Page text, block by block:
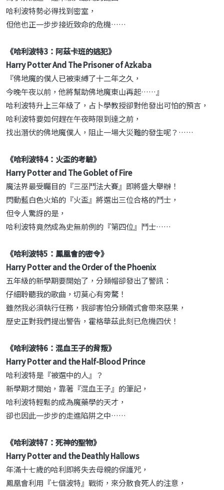
哈利波特勢必得找到密室，
但他也正一步步接近致命的危機……
《哈利波特3：阿茲卡班的逃犯》
Harry Potter And The Prisoner of Azkaba
『佛地魔的僕人已被束縛了十二年之久，
今晚午夜以前，他將幫助佛地魔東山再起……』
哈利波特升上三年級了，占卜學教授卻對他發出可怕的預言，
哈利波特要如何趕在午夜時限到達之前，
找出潛伏的佛地魔僕人，阻止一場大災難的發生呢？……
《哈利波特4：火盃的考驗》
Harry Potter and The Goblet of Fire
魔法界最受矚目的『三巫鬥法大賽』即將盛大舉辦！
閃動藍白色火焰的『火盃』將選出三位合格的鬥士，
但令人驚訝的是，
哈利波特竟然成為史無前例的『第四位』鬥士……
《哈利波特5：鳳凰會的密令》
Harry Potter and the Order of the Phoenix
五年級的新學期要開始了，分類帽卻發出了警訊：
仔細聆聽我的歌曲，切莫心有旁騖！
雖然我必須執行任務，我卻害怕分類儀式會帶來惡果，
歷史正對我們提出警告，霍格華茲此刻已危機四伏！
《哈利波特6：混血王子的背叛》
Harry Potter and the Half-Blood Prince
哈利波特是『被選中的人』？
新學期才開始，靠著『混血王子』的筆記，
哈利波特輕鬆的成為魔藥學的天才，
卻也因此一步步的走進陷阱之中……
《哈利波特7：死神的聖物》
Harry Potter and the Deathly Hallows
年滿十七歲的哈利即將失去母親的保護咒，
鳳凰會利用『七個波特』戰術，來分散食死人的注意，